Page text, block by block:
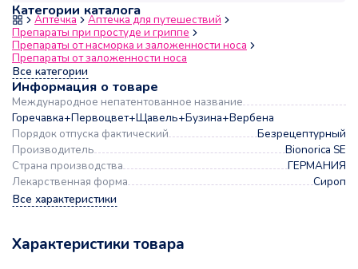
Категории каталога
Аптечка
Аптечка для путешествий
Препараты при простуде и гриппе
Препараты от насморка и заложенности носа
Препараты от заложенности носа
Все категории
Информация о товаре
Международное непатентованное название
Горечавка+Первоцвет+Щавель+Бузина+Вербена
Порядок отпуска фактический
Безрецептурный
Производитель
Bionorica SE
Страна производства
ГЕРМАНИЯ
Лекарственная форма
Сироп
Все характеристики
Характеристики товара